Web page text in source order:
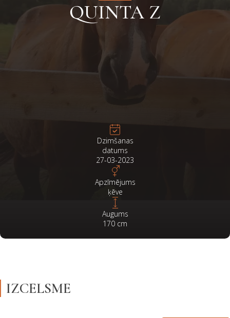
QUINTA Z
Dzimšanas
datums
27-03-2023
Apzīmējums
ķēve
Augums
170 cm
IZCELSME